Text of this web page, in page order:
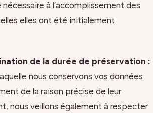
à l’accomplissement des
elles ont été initialement
de la durée de préservation :
nous conservons vos données
de la raison précise de leur
nous veillons également à respecter